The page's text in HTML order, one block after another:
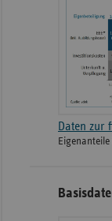
Daten zur